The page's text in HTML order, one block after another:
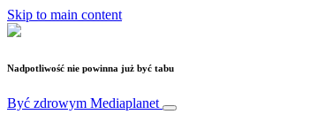
Skip to main content
Nadpotliwość nie powinna już być tabu
Być zdrowym Mediaplanet